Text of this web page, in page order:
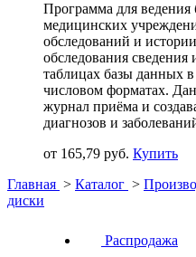
Программа для
медицинских
обследований и
обследования сведения
таблицах базы данных
числовом форматах.
журнал приёма и
диагнозов и
от 165,79 руб. Купить
Главная > Каталог >
диски
Распродажа